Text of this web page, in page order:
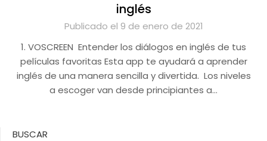
inglés
Publicado el 9 de enero de 2021
1. VOSCREEN Entender los diálogos en inglés de tus
películas favoritas Esta app te ayudará a aprender
inglés de una manera sencilla y divertida. Los niveles
a escoger van desde principiantes a…
BUSCAR